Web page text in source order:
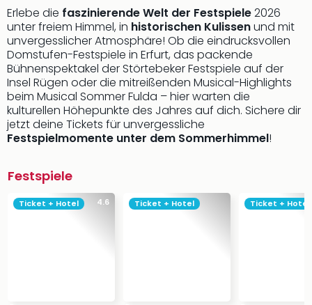
Erlebe die faszinierende Welt der Festspiele2026
unter freiem Himmel, in historischen Kulissenund mit
unvergesslicher Atmosphäre! Ob die eindrucksvollen
Domstufen-Festspiele in Erfurt, das packende
Bühnenspektakel der Störtebeker Festspiele auf der
Insel Rügen oder die mitreißenden Musical-Highlights
beim Musical Sommer Fulda – hier warten die
kulturellen Höhepunkte des Jahres auf dich. Sichere dir
jetzt deine Tickets für unvergessliche
Festspielmomente unter dem Sommerhimmel!
Festspiele
4.6
Ticket + Hotel Ticket + Hotel Ticket + Hotel